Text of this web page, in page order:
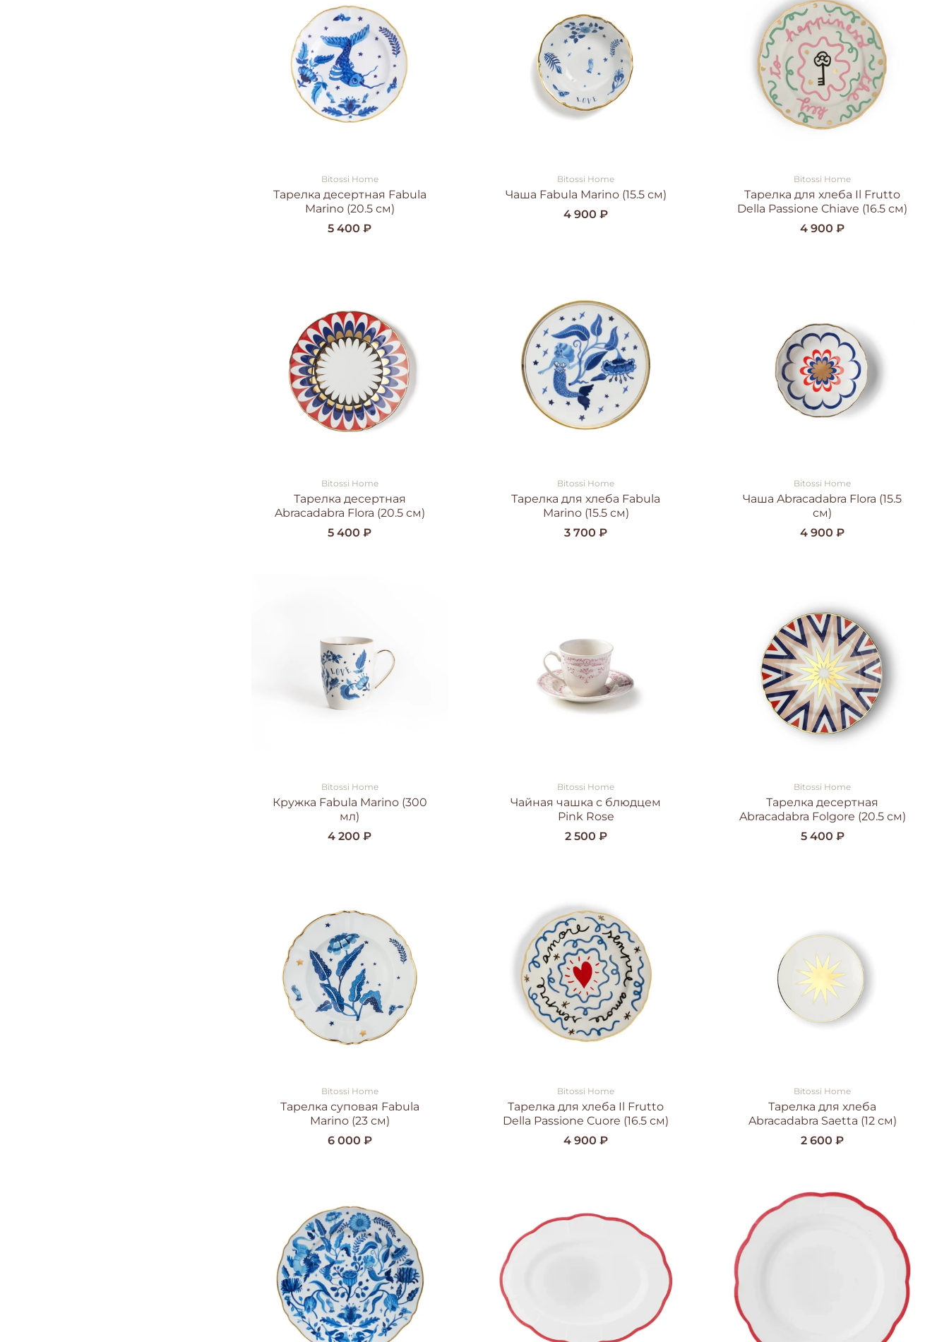
Bitossi Home
Тарелка десертная Fabula
Marino (20.5 см)
5 400 ₽
Bitossi Home
Чаша Fabula Marino (15.5 см)
4 900 ₽
Bitossi Home
Тарелка для хлеба Il Frutto
Della Passione Chiave (16.5 см)
4 900 ₽
Bitossi Home
Тарелка десертная
Abracadabra Flora (20.5 см)
5 400 ₽
Bitossi Home
Тарелка для хлеба Fabula
Marino (15.5 см)
3 700 ₽
Bitossi Home
Чаша Abracadabra Flora (15.5
см)
4 900 ₽
Bitossi Home
Кружка Fabula Marino (300
мл)
4 200 ₽
Bitossi Home
Чайная чашка с блюдцем
Pink Rose
2 500 ₽
Bitossi Home
Тарелка десертная
Abracadabra Folgore (20.5 см)
5 400 ₽
Bitossi Home
Тарелка суповая Fabula
Marino (23 см)
6 000 ₽
Bitossi Home
Тарелка для хлеба Il Frutto
Della Passione Cuore (16.5 см)
4 900 ₽
Bitossi Home
Тарелка для хлеба
Abracadabra Saetta (12 см)
2 600 ₽